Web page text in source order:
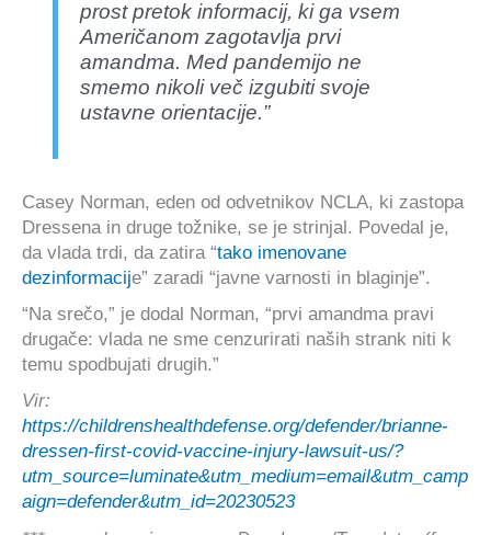
prost pretok informacij, ki ga vsem
Američanom zagotavlja prvi
amandma. Med pandemijo ne
smemo nikoli več izgubiti svoje
ustavne orientacije.”
Casey Norman, eden od odvetnikov NCLA, ki zastopa
Dressena in druge tožnike, se je strinjal. Povedal je,
da vlada trdi, da zatira “tako imenovane
dezinformacije” zaradi “javne varnosti in blaginje”.
“Na srečo,” je dodal Norman, “prvi amandma pravi
drugače: vlada ne sme cenzurirati naših strank niti k
temu spodbujati drugih.”
Vir:
https://childrenshealthdefense.org/defender/brianne-
dressen-first-covid-vaccine-injury-lawsuit-us/?
utm_source=luminate&utm_medium=email&utm_camp
aign=defender&utm_id=20230523